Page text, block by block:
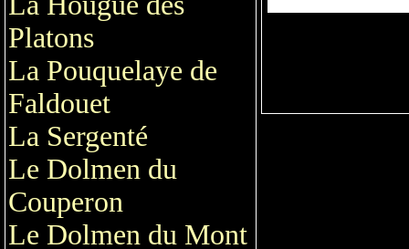
Platons
La Pouquelaye de
Faldouet
La Sergenté
Le Dolmen du
Couperon
Le Dolmen du Mont